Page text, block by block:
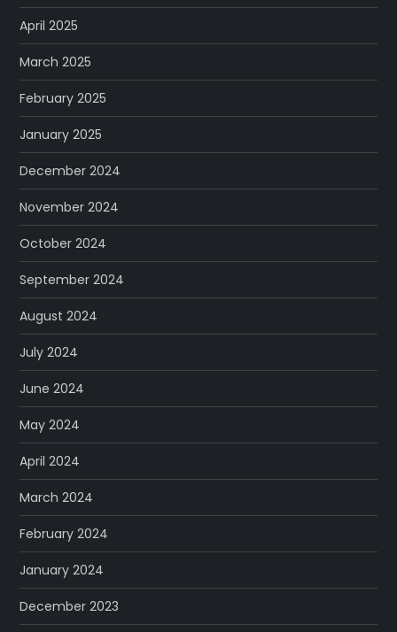
April 2025
March 2025
February 2025
January 2025
December 2024
November 2024
October 2024
September 2024
August 2024
July 2024
June 2024
May 2024
April 2024
March 2024
February 2024
January 2024
December 2023